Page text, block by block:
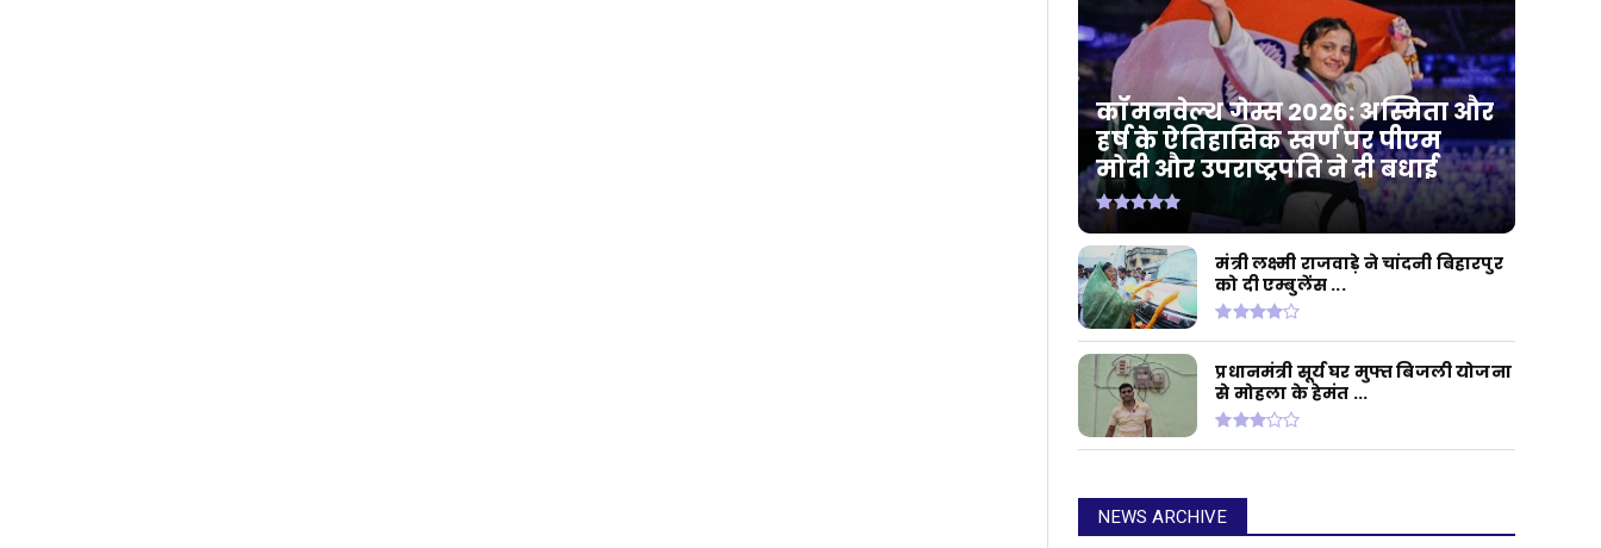
कॉमनवेल्थ गेम्स 2026: अस्मिता और
हर्ष के ऐतिहासिक स्वर्ण पर पीएम
मोदी और उपराष्ट्रपति ने दी बधाई
मंत्री लक्ष्मी राजवाड़े ने चांदनी बिहारपुर
को दी एम्बुलेंस ...
प्रधानमंत्री सूर्य घर मुफ्त बिजली योजना
से मोहला के हेमंत ...
NEWS ARCHIVE